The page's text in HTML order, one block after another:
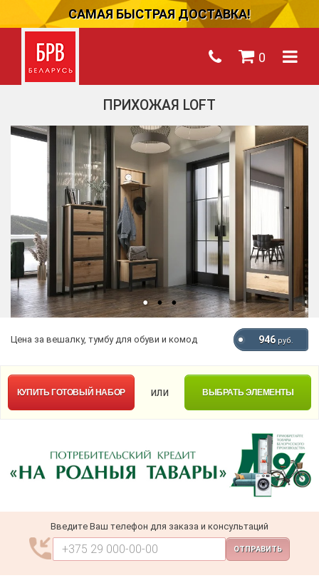
САМАЯ БЫСТРАЯ ДОСТАВКА!
0
ПРИХОЖАЯ LOFT
Цена за вешалку, тумбу для обуви и комод 946 руб.
КУПИТЬГОТОВЫЙ НАБОР или ВЫБРАТЬ ЭЛЕМЕНТЫ
Введите Ваш телефон для заказа и консультаций
ОТПРАВИТЬ